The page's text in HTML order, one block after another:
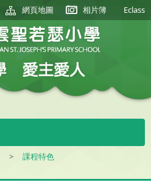
網頁地圖 相片簿 Eclass
> 課程特色